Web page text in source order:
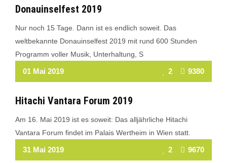
Donauinselfest 2019
Nur noch 15 Tage. Dann ist es endlich soweit. Das
weltbekannte Donauinselfest 2019 mit rund 600 Stunden
Programm voller Musik, Unterhaltung, S
Read More
01 Mai 2019 2 9380
Hitachi Vantara Forum 2019
Am 16. Mai 2019 ist es soweit: Das alljährliche Hitachi
Vantara Forum findet im Palais Wertheim in Wien statt.
Read More
31 Mai 2019 2 9670